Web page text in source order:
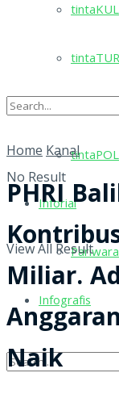
Inforial
Pariwara
Infografis
No Result
View All Result
Home Kanal
PHRI
Miliar.
Naik